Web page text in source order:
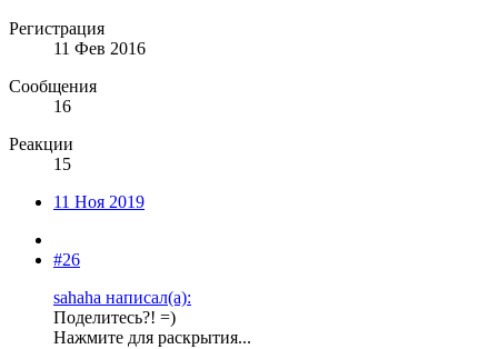
Регистрация
11 Фев 2016
Сообщения
16
Реакции
15
11 Ноя 2019
#26
sahaha написал(а):
Поделитесь?! =)
Нажмите для раскрытия...